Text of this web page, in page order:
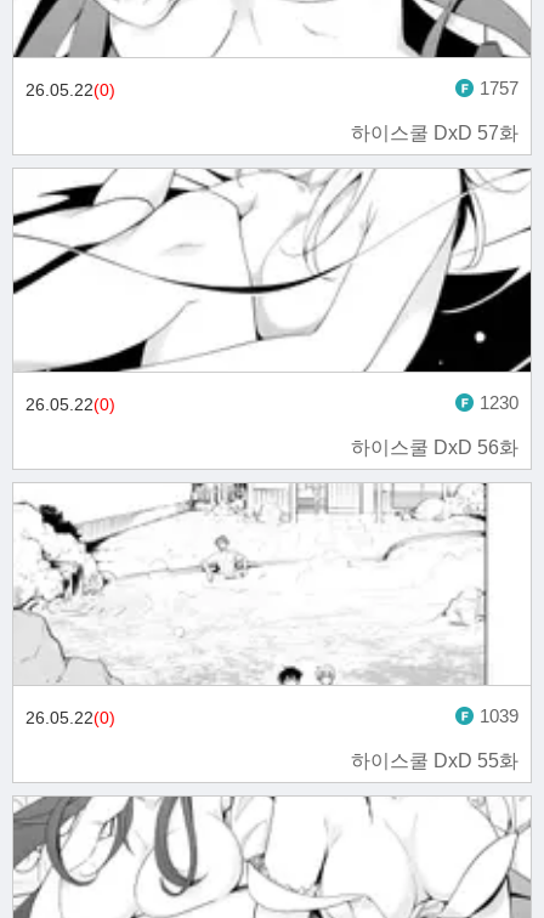
하이스쿨 DxD 57화
26.05.22(0) 1757
하이스쿨 DxD 56화
26.05.22(0) 1230
하이스쿨 DxD 55화
26.05.22(0) 1039